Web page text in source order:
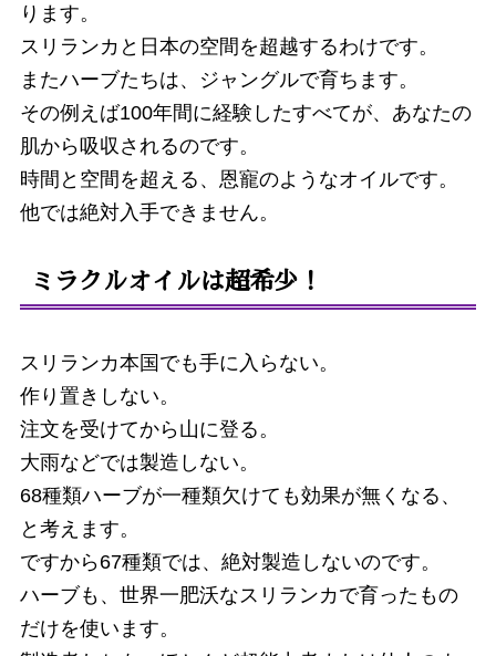
ります。
スリランカと日本の空間を超越するわけです。
またハーブたちは、ジャングルで育ちます。
その例えば100年間に経験したすべてが、あなたの
肌から吸収されるのです。
時間と空間を超える、恩寵のようなオイルです。
他では絶対入手できません。
ミラクルオイルは超希少！
スリランカ本国でも手に入らない。
作り置きしない。
注文を受けてから山に登る。
大雨などでは製造しない。
68種類ハーブが一種類欠けても効果が無くなる、
と考えます。
ですから67種類では、絶対製造しないのです。
ハーブも、世界一肥沃なスリランカで育ったもの
だけを使います。